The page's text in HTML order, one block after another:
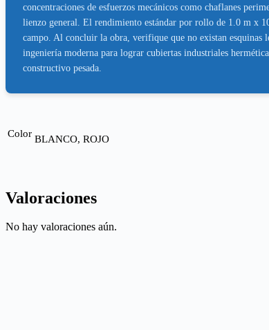
concentraciones de esfuerzos mecánicos como chaflanes
lienzo general. El rendimiento estándar por rollo de 1.0 m x
campo. Al concluir la obra, verifique que no existan esquinas
ingeniería moderna para lograr cubiertas industriales
constructivo pesada.
Color BLANCO, ROJO
Valoraciones
No hay valoraciones aún.